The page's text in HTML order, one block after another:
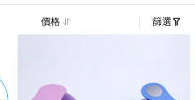
價格 篩選